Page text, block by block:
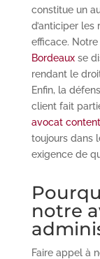
constitue un
d’anticiper
efficace. Notre
Bordeauxse
rendant le
Enfin, la
client fait
avocat
toujours dans
exigence de
notre
Faire appel à